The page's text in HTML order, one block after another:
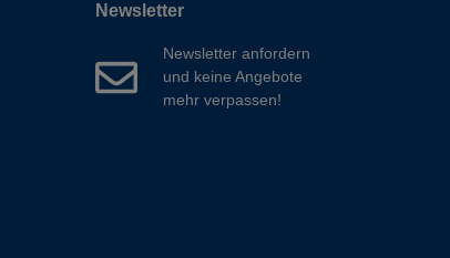
Newsletter
Newsletter anfordern
und keine Angebote
mehr verpassen!